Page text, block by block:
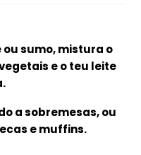
sumo, mistura o
e o teu leite
a sobremesas, ou
e muffins.